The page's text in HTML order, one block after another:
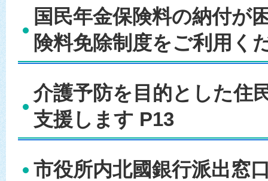
国民年金保険料の納付が
険料免除制度をご利用く
介護予防を目的とした住
支援します P13
市役所内北國銀行派出窓